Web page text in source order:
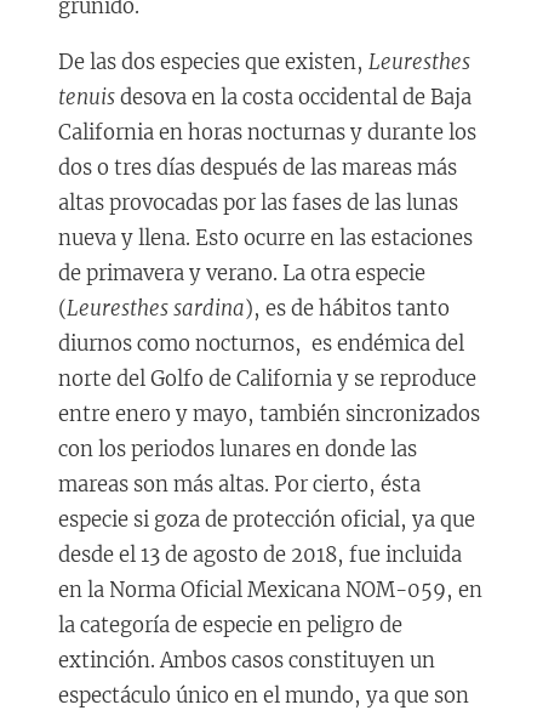
gruñido.
De las dos especies que existen, Leuresthes
tenuisdesova en la costa occidental de Baja
California en horas nocturnas y durante los
dos o tres días después de las mareas más
altas provocadas por las fases de las lunas
nueva y llena. Esto ocurre en las estaciones
de primavera y verano. La otra especie
(Leuresthes sardina), es de hábitos tanto
diurnos como nocturnos, es endémica del
norte del Golfo de California y se reproduce
entre enero y mayo, también sincronizados
con los periodos lunares en donde las
mareas son más altas. Por cierto, ésta
especie si goza de protección oficial, ya que
desde el 13 de agosto de 2018, fue incluida
en la Norma Oficial Mexicana NOM-059, en
la categoría de especie en peligro de
extinción. Ambos casos constituyen un
espectáculo único en el mundo, ya que son